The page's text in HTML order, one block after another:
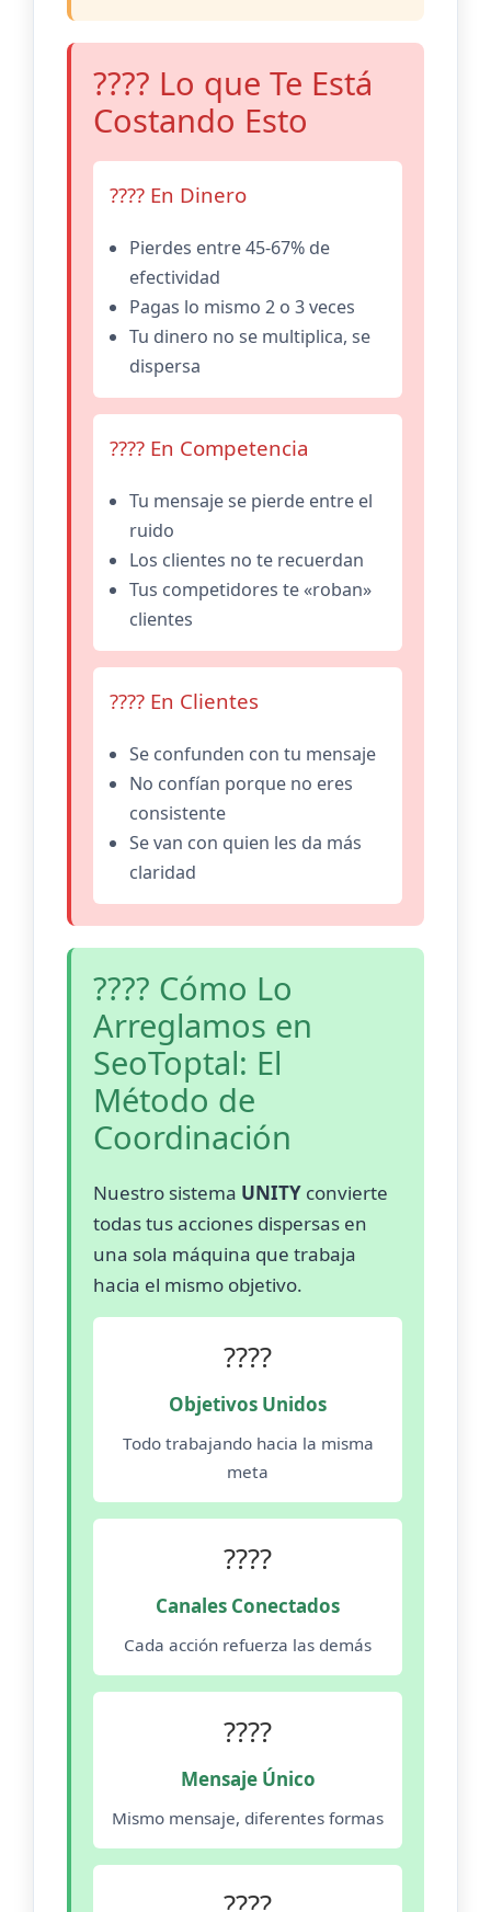
???? Lo que Te Está
Costando Esto
???? En Dinero
Pierdes entre 45-67% de
efectividad
Pagas lo mismo 2 o 3 veces
Tu dinero no se multiplica, se
dispersa
???? En Competencia
Tu mensaje se pierde entre el
ruido
Los clientes no te recuerdan
Tus competidores te «roban»
clientes
???? En Clientes
Se confunden con tu mensaje
No confían porque no eres
consistente
Se van con quien les da más
claridad
???? Cómo Lo
Arreglamos en
SeoToptal: El
Método de
Coordinación
Nuestro sistema UNITY convierte
todas tus acciones dispersas en
una sola máquina que trabaja
hacia el mismo objetivo.
????
Objetivos Unidos
Todo trabajando hacia la misma
meta
????
Canales Conectados
Cada acción refuerza las demás
????
Mensaje Único
Mismo mensaje, diferentes formas
????